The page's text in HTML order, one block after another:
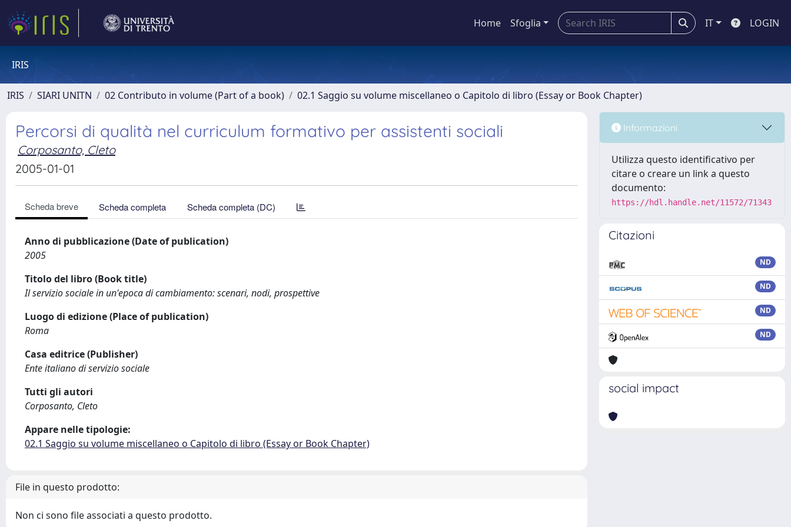
Home Sfoglia IT LOGIN
IRIS
IRIS SIARI UNITN 02 Contributo in volume (Part of a book) 02.1 Saggio su volume miscellaneo o Capitolo di libro (Essay or Book Chapter)
Percorsi di qualità nel curriculum formativo per assistenti sociali
Corposanto, Cleto
2005-01-01
Scheda breve Scheda completa Scheda completa (DC)
Anno di pubblicazione (Date of publication)
2005
Titolo del libro (Book title)
Il servizio sociale in un'epoca di cambiamento: scenari, nodi, prospettive
Luogo di edizione (Place of publication)
Roma
Casa editrice (Publisher)
Ente italiano di servizio sociale
Tutti gli autori
Corposanto, Cleto
Appare nelle tipologie:
02.1 Saggio su volume miscellaneo o Capitolo di libro (Essay or Book Chapter)
File in questo prodotto:
Non ci sono file associati a questo prodotto.
Informazioni
Utilizza questo identificativo per
citare o creare un link a questo
documento:
https://hdl.handle.net/11572/71343
Citazioni
ND
ND
ND
ND
social impact